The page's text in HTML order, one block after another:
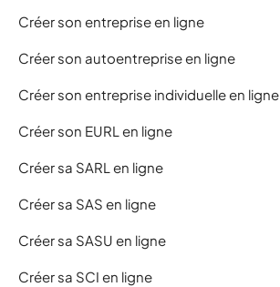
Créer son entreprise en ligne
Créer son autoentreprise en ligne
Créer son entreprise individuelle en ligne
Créer son EURL en ligne
Créer sa SARL en ligne
Créer sa SAS en ligne
Créer sa SASU en ligne
Créer sa SCI en ligne